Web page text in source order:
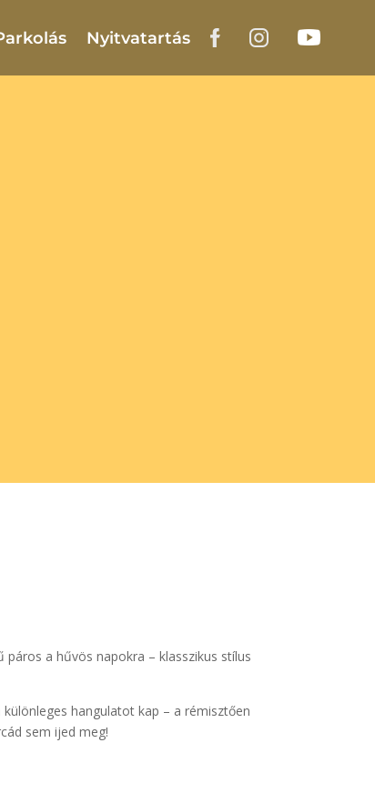
Nyitvatartás
páros a hűvös napokra – klasszikus stílus
hangulatot kap – a rémisztően
sem ijed meg!